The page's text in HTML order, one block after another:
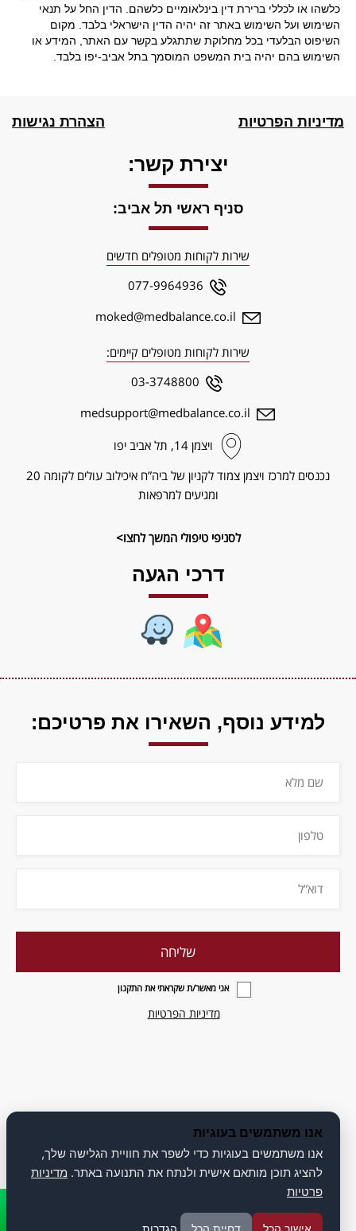
כלשהו או לכללי ברירת דין בינלאומיים כלשהם. הדין החל על תנאי
השימוש ועל השימוש באתר זה יהיה הדין הישראלי בלבד. מקום
השיפוט הבלעדי בכל מחלוקת שתתגלע בקשר עם האתר, המידע או
השימוש בהם יהיה בית המשפט המוסמך בתל אביב-יפו בלבד.
מדיניות הפרטיות הצהרת נגישות
יצירת קשר:
סניף ראשי תל אביב:
שירות לקוחות מטופלים חדשים
077-9964936
moked@medbalance.co.il
שירות לקוחות מטופלים קיימים:
03-3748800
medsupport@medbalance.co.il
ויצמן‬ 14, תל אביב יפו
נכנסים למרכז ויצמן צמוד לקניון של ביה”ח איכילוב עולים לקומה 20
ומגיעים למרפאות
לסניפי טיפולי המשך לחצו>
דרכי הגעה
למידע נוסף, השאירו את פרטיכם:
אני מאשר/ת שקראתי את התקנון
מדיניות הפרטיות
אנו משתמשים בעוגיות
אנו משתמשים בעוגיות כדי לשפר את חוויית הגלישה שלך,
להציג תוכן מותאם אישית ולנתח את התנועה באתר. מדיניות
פרטיות
אישור הכל דחיית הכל הגדרות